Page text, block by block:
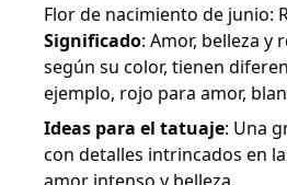
Flor de nacimiento de junio:
Significado: Amor, belleza y
según su color, tienen
ejemplo, rojo para amor,
Ideas para el tatuaje: Una
con detalles intrincados en